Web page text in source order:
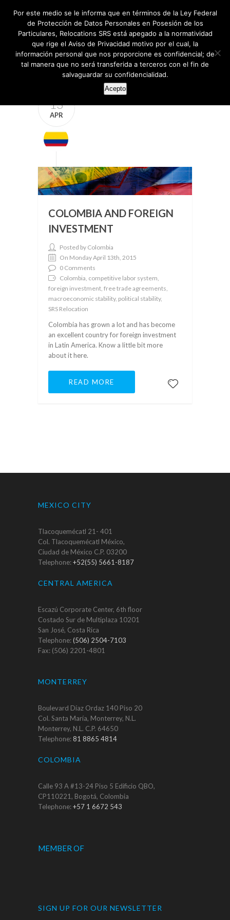
13
APR
COLOMBIA AND FOREIGN
INVESTMENT
Posted by Colombia
On Monday April 13th, 2015
0 Comments
Colombia, competitive labor system,
foreign investment, free trade agreements,
macroeconomic stability, political stability,
SRS Relocation
Colombia has grown a lot and has become
an excellent country for foreign investment
in Latin America. Know a little bit more
about it here.
READ MORE
MEXICO CITY
Tlacoquemécatl 21- 401
Col. Tlacoquemécatl México,
Ciudad de México C.P. 03200
Telephone:+52(55) 5661-8187
CENTRAL AMERICA
Escazú Corporate Center, 6th floor
Costado Sur de Multiplaza 10201
San José, Costa Rica
Telephone:(506) 2504-7103
Fax: (506) 2201-4801
MONTERREY
Boulevard Díaz Ordaz 140 Piso 20
Col. Santa María, Monterrey, N.L.
Monterrey, N.L. C.P. 64650
Telephone:81 8865 4814
COLOMBIA
Calle 93 A #13-24 Piso 5 Edificio QBO,
CP110221, Bogotá, Colombia
Telephone:+57 1 6672 543
MEMBER OF
SIGN UP FOR OUR NEWSLETTER
Por este medio se le informa que en términos de la Ley Federal
de Protección de Datos Personales en Posesión de los
Particulares, Relocations SRS está apegado a la normatividad
que rige el Aviso de Privacidad motivo por el cual, la
información personal que nos proporcione es confidencial; de
tal manera que no será transferida a terceros con el fin de
salvaguardar su confidencialidad.
Acepto